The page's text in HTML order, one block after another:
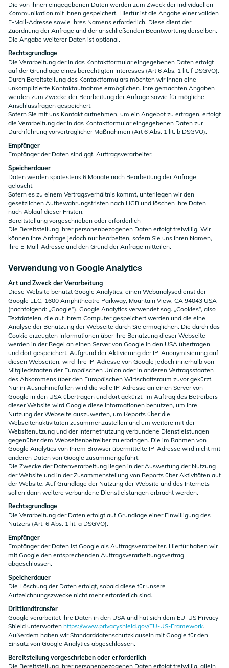
Die von Ihnen eingegebenen Daten werden zum Zweck der individuellen
Kommunikation mit Ihnen gespeichert. Hierfür ist die Angabe einer validen
E-Mail-Adresse sowie Ihres Namens erforderlich. Diese dient der
Zuordnung der Anfrage und der anschließenden Beantwortung derselben.
Die Angabe weiterer Daten ist optional.
Rechtsgrundlage
Die Verarbeitung der in das Kontaktformular eingegebenen Daten erfolgt
auf der Grundlage eines berechtigten Interesses (Art 6 Abs. 1 lit. f DSGVO).
Durch Bereitstellung des Kontaktformulars möchten wir Ihnen eine
unkomplizierte Kontaktaufnahme ermöglichen. Ihre gemachten Angaben
werden zum Zwecke der Bearbeitung der Anfrage sowie für mögliche
Anschlussfragen gespeichert.
Sofern Sie mit uns Kontakt aufnehmen, um ein Angebot zu erfragen, erfolgt
die Verarbeitung der in das Kontaktformular eingegebenen Daten zur
Durchführung vorvertraglicher Maßnahmen (Art 6 Abs. 1 lit. b DSGVO).
Empfänger
Empfänger der Daten sind ggf. Auftragsverarbeiter.
Speicherdauer
Daten werden spätestens 6 Monate nach Bearbeitung der Anfrage
gelöscht.
Sofern es zu einem Vertragsverhältnis kommt, unterliegen wir den
gesetzlichen Aufbewahrungsfristen nach HGB und löschen Ihre Daten
nach Ablauf dieser Fristen.
Bereitstellung vorgeschrieben oder erforderlich
Die Bereitstellung Ihrer personenbezogenen Daten erfolgt freiwillig. Wir
können Ihre Anfrage jedoch nur bearbeiten, sofern Sie uns Ihren Namen,
Ihre E-Mail-Adresse und den Grund der Anfrage mitteilen.
Verwendung von Google Analytics
Art und Zweck der Verarbeitung
Diese Website benutzt Google Analytics, einen Webanalysedienst der
Google LLC, 1600 Amphitheatre Parkway, Mountain View, CA 94043 USA
(nachfolgend: „Google“). Google Analytics verwendet sog. „Cookies“, also
Textdateien, die auf Ihrem Computer gespeichert werden und die eine
Analyse der Benutzung der Webseite durch Sie ermöglichen. Die durch das
Cookie erzeugten Informationen über Ihre Benutzung dieser Webseite
werden in der Regel an einen Server von Google in den USA übertragen
und dort gespeichert. Aufgrund der Aktivierung der IP-Anonymisierung auf
diesen Webseiten, wird Ihre IP-Adresse von Google jedoch innerhalb von
Mitgliedstaaten der Europäischen Union oder in anderen Vertragsstaaten
des Abkommens über den Europäischen Wirtschaftsraum zuvor gekürzt.
Nur in Ausnahmefällen wird die volle IP-Adresse an einen Server von
Google in den USA übertragen und dort gekürzt. Im Auftrag des Betreibers
dieser Website wird Google diese Informationen benutzen, um Ihre
Nutzung der Webseite auszuwerten, um Reports über die
Webseitenaktivitäten zusammenzustellen und um weitere mit der
Websitenutzung und der Internetnutzung verbundene Dienstleistungen
gegenüber dem Webseitenbetreiber zu erbringen. Die im Rahmen von
Google Analytics von Ihrem Browser übermittelte IP-Adresse wird nicht mit
anderen Daten von Google zusammengeführt.
Die Zwecke der Datenverarbeitung liegen in der Auswertung der Nutzung
der Website und in der Zusammenstellung von Reports über Aktivitäten auf
der Website. Auf Grundlage der Nutzung der Website und des Internets
sollen dann weitere verbundene Dienstleistungen erbracht werden.
Rechtsgrundlage
Die Verarbeitung der Daten erfolgt auf Grundlage einer Einwilligung des
Nutzers (Art. 6 Abs. 1 lit. a DSGVO).
Empfänger
Empfänger der Daten ist Google als Auftragsverarbeiter. Hierfür haben wir
mit Google den entsprechenden Auftragsverarbeitungsvertrag
abgeschlossen.
Speicherdauer
Die Löschung der Daten erfolgt, sobald diese für unsere
Aufzeichnungszwecke nicht mehr erforderlich sind.
Drittlandtransfer
Google verarbeitet Ihre Daten in den USA und hat sich dem EU_US Privacy
Shield unterworfen https://www.privacyshield.gov/EU-US-Framework.
Außerdem haben wir Standarddatenschutzklauseln mit Google für den
Einsatz von Google Analytics abgeschlossen.
Bereitstellung vorgeschrieben oder erforderlich
Die Bereitstellung Ihrer personenbezogenen Daten erfolgt freiwillig, allein